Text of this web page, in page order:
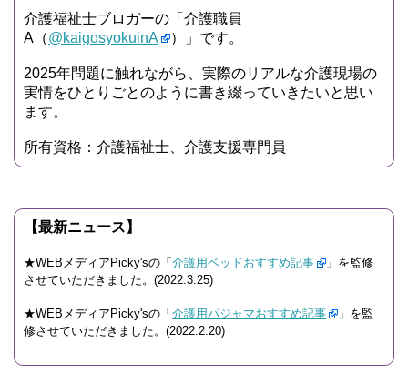
介護福祉士ブロガーの「介護職員
A（@kaigosyokuinA ）」です。
2025年問題に触れながら、実際のリアルな介護現場の
実情をひとりごとのように書き綴っていきたいと思い
ます。
所有資格：介護福祉士、介護支援専門員
【最新ニュース】
★WEBメディアPicky'sの「 介護用ベッドおすすめ記事
」を監修
させていただきました。(2022.3.25)
★WEBメディアPicky'sの「 介護用パジャマおすすめ記事
」を監
修させていただきました。(2022.2.20)